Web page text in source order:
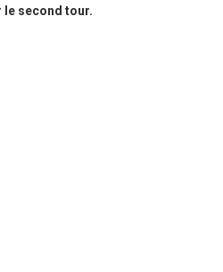
le second tour.